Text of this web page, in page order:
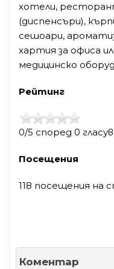
хотели,
(диспенсъри),
сешоари,
хартия за офиса
медицинско
Рейтинг
0/5 според 0
Посещения
118 посещения на
Коментар